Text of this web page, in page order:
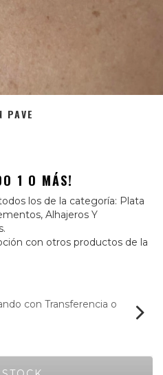
PAVE
1 O MÁS!
los de la categoría: Plata
Alhajeros Y
con otros productos de la
con Transferencia o